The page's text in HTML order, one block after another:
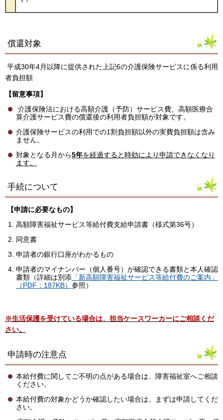
償還対象
平成30年4月以降に提供された上記6の介護保険サービスに係る利用
者負担額
【留意事項】
介護保険法における高額介護（予防）サービス費、高額医療合
算介護サービス費の償還後の利用者負担額が対象です。
介護保険サービスの利用での1割負担額以外の実費負担額は含み
ません。
対象となる月から5年を経過すると時効により申請できなくなり
ます。
手続について
【申請に必要なもの】
高額障害福祉サービス等給付費支給申請書（様式第36号）
同意書
申請者の銀行口座がわかるもの
申請者のマイナンバー（個人番号）が確認できる書類と本人確認
書類（詳細は別添 「新高額障害福祉サービス等給付費のご案内」
（PDF：187KB） 参照）
※生活保護を受けている場合は、担当ケースワーカーにご相談くだ
さい。
申請時の注意点
本給付費に関してご不明の点がある場合は、障害福祉室へご相談
ください。
本給付費の対象かどうか確認したい場合は、まずは申請してくだ
さい。